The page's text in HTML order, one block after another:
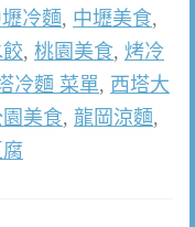
冷麵, 中壢美食,
, 桃園美食, 烤冷
冷麵 菜單, 西塔大
美食, 龍岡涼麵,